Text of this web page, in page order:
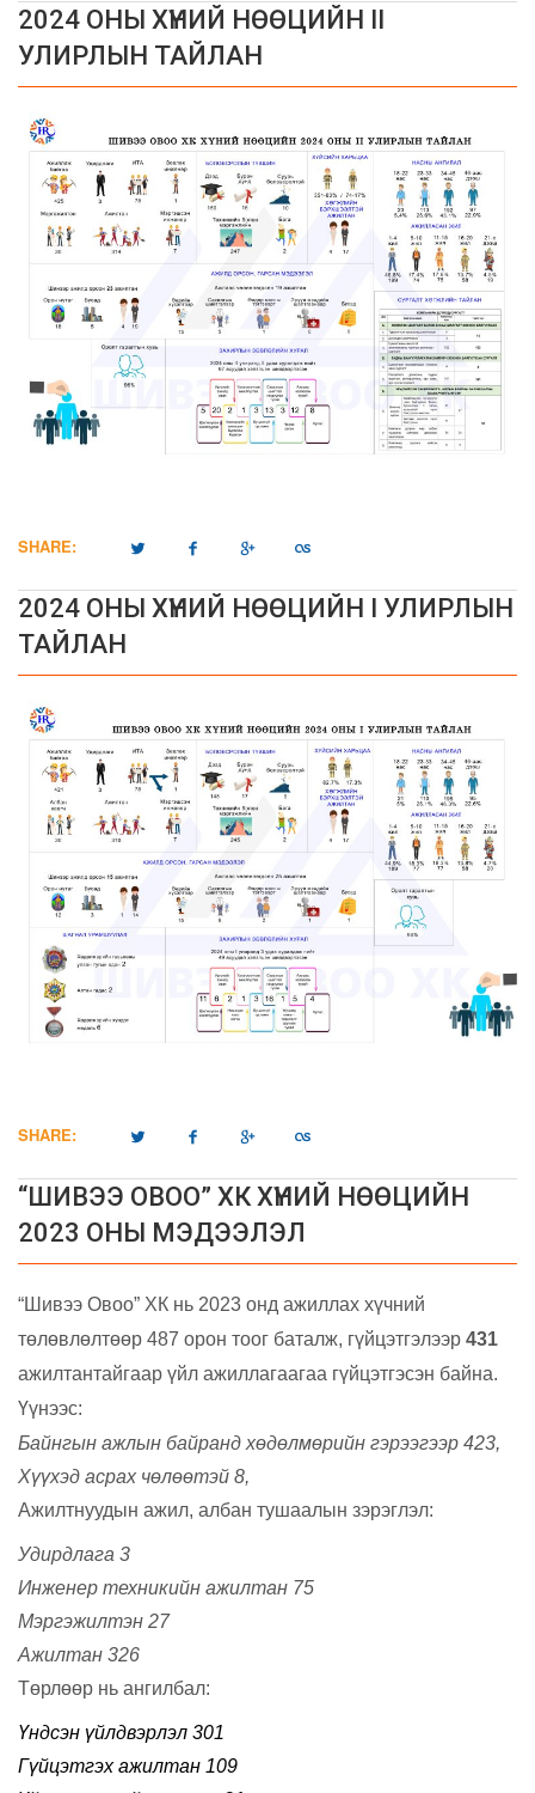
2024 ОНЫ ХҮНИЙ НӨӨЦИЙН II
УЛИРЛЫН ТАЙЛАН
SHARE:
2024 ОНЫ ХҮНИЙ НӨӨЦИЙН I УЛИРЛЫН
ТАЙЛАН
SHARE:
“ШИВЭЭ ОВОО” ХК ХҮНИЙ НӨӨЦИЙН
2023 ОНЫ МЭДЭЭЛЭЛ
“Шивээ Овоо” ХК нь 2023 онд ажиллах хүчний
төлөвлөлтөөр 487 орон тоог баталж, гүйцэтгэлээр 431
ажилтантайгаар үйл ажиллагаагаа гүйцэтгэсэн байна.
Үүнээс:
Байнгын ажлын байранд хөдөлмөрийн гэрээгээр 423,
Хүүхэд асрах чөлөөтэй 8,
Ажилтнуудын ажил, албан тушаалын зэрэглэл:
Удирдлага 3
Инженер техникийн ажилтан 75
Мэргэжилтэн 27
Ажилтан 326
Төрлөөр нь ангилбал:
Үндсэн үйлдвэрлэл 301
Гүйцэтгэх ажилтан 109